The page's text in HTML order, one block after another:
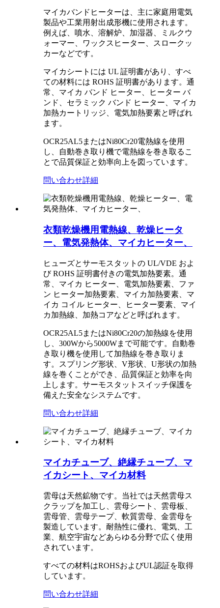
マイカバンドヒーターは、主に家庭用電気
製品や工業用射出成形機に使用されます。
例えば、噴水、溶解炉、加湿器、ミルクウ
ォーマー、ワックスヒーター、スロークッ
カーなどです。
マイカシートには UL 証明書があり、すべ
ての材料には ROHS 証明書があります。通
常、マイカ バンド ヒーター、ヒーター バ
ンド、セラミック バンド ヒーター、マイカ
加熱カートリッジ、電気加熱要素と呼ばれ
ます。
OCR25AL5またはNi80Cr20電熱線を使用
し、自動巻き取り機で電熱線を巻き取るこ
とで品質保証と効率向上を図っています。
問い合わせ詳細
衣類乾燥機用電熱線、乾燥ヒータ
ー、電気発熱体、マイカヒーター、
ヒューズとサーモスタットの UL/VDE およ
び ROHS 証明書付きの電気加熱要素。通
常、マイカ ヒーター、電気加熱要素、ファ
ン ヒーター加熱要素、マイカ加熱要素、マ
イカ コイル ヒーター、ヒーター要素、マイ
カ加熱線、加熱コアなどと呼ばれます。
OCR25AL5またはNi80Cr20の加熱線を使用
し、300Wから5000Wまで可能です。自動巻
き取り機を使用して加熱線を巻き取りま
す。スプリング形状、V形状、U形状の加熱
線を巻くことができ、品質保証と効率を向
上します。サーモスタットスイッチ保護を
備えた安全なシステムです。
問い合わせ詳細
マイカチューブ、絶縁チューブ、マ
イカシート、マイカ材料
雲母は天然鉱物です。当社では天然雲母ス
クラップを加工し、雲母シート、雲母板、
雲母管、雲母テープ、軟質雲母、金雲母を
製造しています。耐熱性に優れ、電気、工
業、航空宇宙などあらゆる分野で広く使用
されています。
すべての材料はROHSおよびUL認証を取得
しています。
問い合わせ詳細